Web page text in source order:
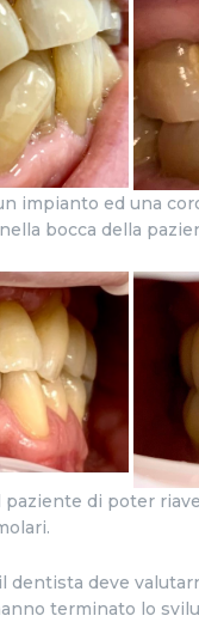
impianto ed una
bocca della
di poter
dentista deve
terminato lo